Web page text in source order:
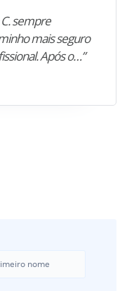
C. sempre
mais seguro
Após o…”